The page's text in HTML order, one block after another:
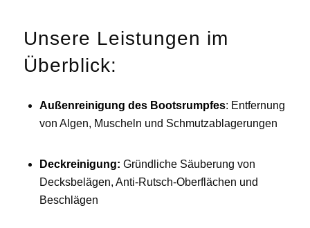
Unsere Leistungen im
Überblick:
Außenreinigung des Bootsrumpfes: Entfernung
von Algen, Muscheln und Schmutzablagerungen
Deckreinigung: Gründliche Säuberung von
Decksbelägen, Anti-Rutsch-Oberflächen und
Beschlägen